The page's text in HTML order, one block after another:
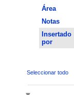
Área
Notas
Insertado
por
Seleccionar todo